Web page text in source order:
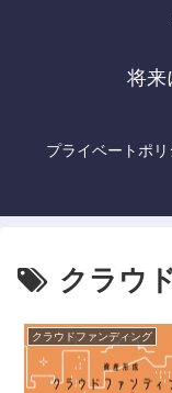
将来
プライベートポリ
クラウ
クラウドファンディング